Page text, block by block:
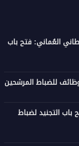
العُماني: فتح باب
للضباط المرشحين
السُلطانية العُمانية 2025: فتح باب التجنيد لضباط